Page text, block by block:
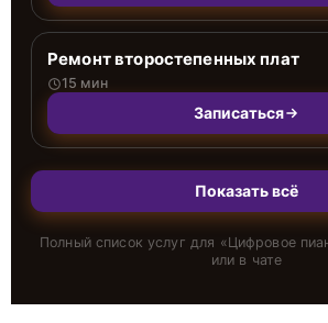
Ремонт второстепенных плат
15 мин
Записаться
Показать всё
Полный список услуг для «Цифровое
или в чате